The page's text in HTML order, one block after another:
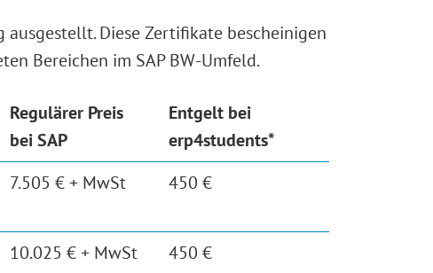
Diese Zertifikate bescheinigen
Bereichen im SAP BW-Umfeld.
Regulärer Preis
bei SAP
Entgelt bei
erp4students*
7.505 € + MwSt 450 €
10.025 € + MwSt 450 €